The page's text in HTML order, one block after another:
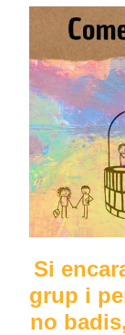
Si
grup i
no